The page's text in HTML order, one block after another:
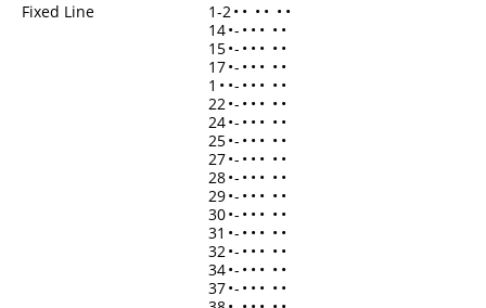
Fixed Line
1-2• • • • • •
14•- • • • • •
15•- • • • • •
17•- • • • • •
1 • •- • • • • •
22•- • • • • •
24•- • • • • •
25•- • • • • •
27•- • • • • •
28•- • • • • •
29•- • • • • •
30•- • • • • •
31 •- • • • • •
32•- • • • • •
34•- • • • • •
37•- • • • • •